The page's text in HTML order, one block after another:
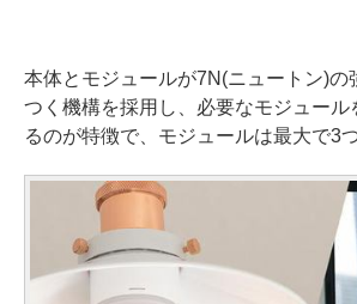
本体とモジュールが7N(ニュートン)の
つく機構を採用し、必要なモジュール
るのが特徴で、モジュールは最大で3